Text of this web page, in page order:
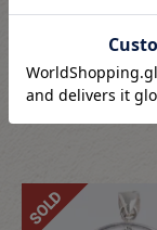
（24Kメッキ）
プレミアム
税込
SOLD